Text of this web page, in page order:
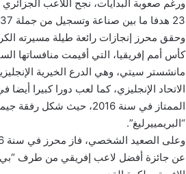
ورغم صعوبة البدايات، نجح اللاعب
23 هدفا ما بين صناعة وتسجيل من جملة 37 مباراة شارك فيها في مختلف المسابقات.
وحقق محرز إنجازات رائعة طيلة مسيرته
كأس أمم إفريقيا، التي أقيمت منافساتها
مانشستر سيتي، وهي الدرع الخيرية
الاتحاد الإنجليزي، كما لعب دورا كبيرا
الممتاز في سنة 2016، حيث
“البريمييرليغ”.
عن جائزة أفضل لاعب إفريقي من طرف